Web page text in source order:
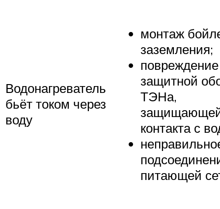
Водонагреватель
бьёт током через
воду
монтаж
заземления;
повреждение
защитной
ТЭНа,
защищающей
контакта с
питающей